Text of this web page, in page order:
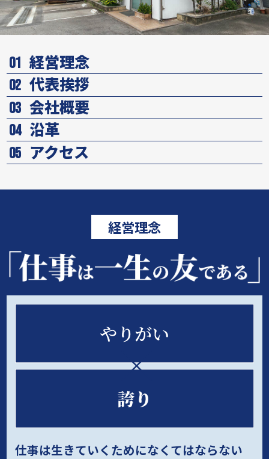
01 経営理念
02 代表挨拶
03 会社概要
04 沿革
05 アクセス
経営理念
仕事は生きていくためになくてはならない